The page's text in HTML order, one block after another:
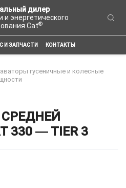
дилер
и энергетического
Cat®
И ЗАПЧАСТИ КОНТАКТЫ
гусеничные и колесные
330 ― TIER 3